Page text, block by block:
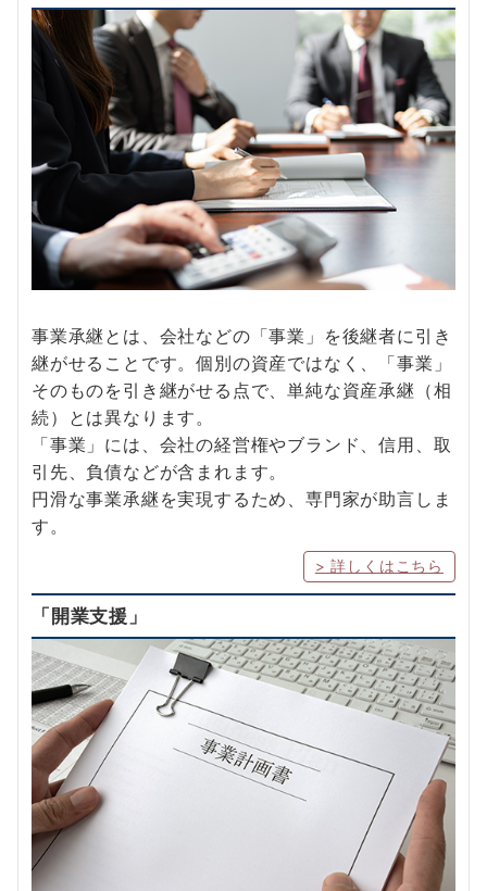
事業承継とは、会社などの「事業」を後継者に引き
継がせることです。個別の資産ではなく、「事業」
そのものを引き継がせる点で、単純な資産承継（相
続）とは異なります。
「事業」には、会社の経営権やブランド、信用、取
引先、負債などが含まれます。
円滑な事業承継を実現するため、専門家が助言しま
す。
> 詳しくはこちら
「開業支援」